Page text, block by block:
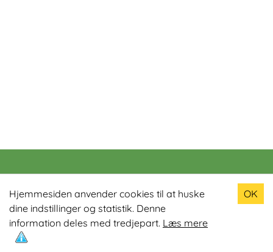
Hjemmesiden anvender cookies til at huske
dine indstillinger og statistik. Denne
information deles med tredjepart. Læs mere
OK
Populære produkter
Odin R900 Romaskine
Odin S900 Spinningcykel